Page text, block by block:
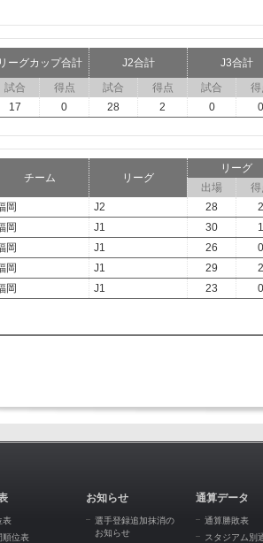
リーグカップ合計 J2合計
J3合計
試合 得点 試合 得点 試合
得
17 0 28 2 0 0
チーム リーグ
リーグ
出場
得
岡 J2 28
2
岡 J1 30
1
岡 J1 26
0
岡 J1 29
2
岡 J1 23 0
表
順位表
お知らせ
選手登録追加抹消の
お知らせ
通算データ
通算勝敗表
スタジアム別